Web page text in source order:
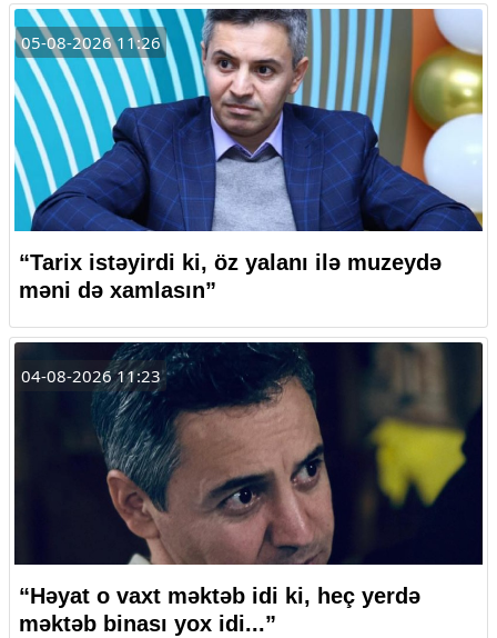
05-08-2026 11:26
“Tarix istəyirdi ki, öz yalanı ilə muzeydə
məni də xamlasın”
04-08-2026 11:23
“Həyat o vaxt məktəb idi ki, heç yerdə
məktəb binası yox idi...”